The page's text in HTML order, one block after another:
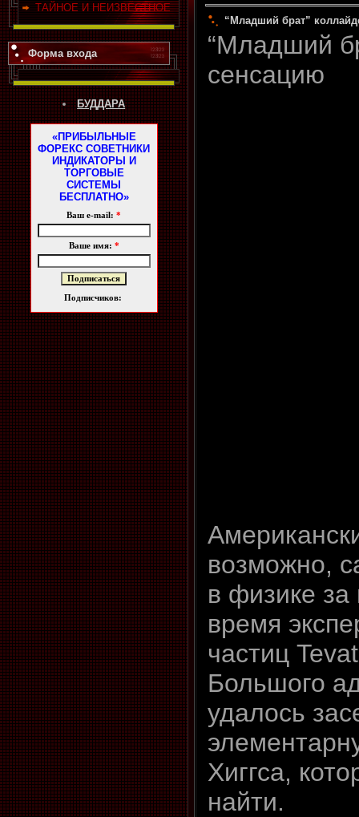
ТАЙНОЕ И НЕИЗВЕСТНОЕ
Форма входа
БУДДАРА
«ПРИБЫЛЬНЫЕ
ФОРЕКС СОВЕТНИКИ
ИНДИКАТОРЫ И
ТОРГОВЫЕ
СИСТЕМЫ
БЕСПЛАТНО»
Ваш e-mail: *
Ваше имя: *
Подписчиков:
“Младший брат”
“Младший
сенсацию
возможно,
в физике
время
частиц
Большого
удалось
Хиггса,
найти.